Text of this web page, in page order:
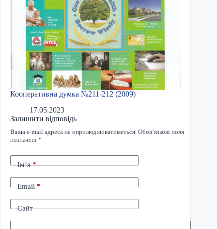
Кооперативна думка №211-212 (2009)
17.05.2023
Залишити відповідь
Ваша e-mail адреса не оприлюднюватиметься. Обов’язкові поля
позначені *
Ім’я*
Email*
Сайт